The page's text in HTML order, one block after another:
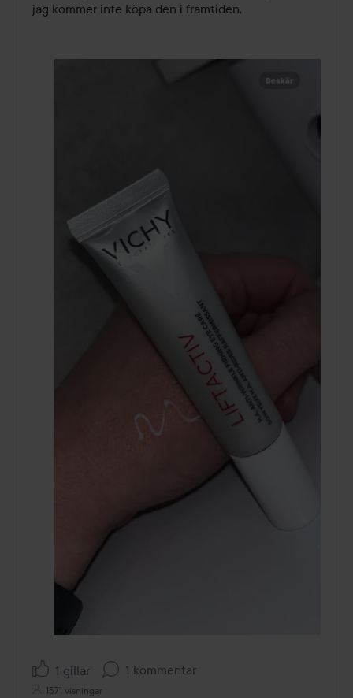
jag kommer inte köpa den i framtiden.
1 gillar 1 kommentar
1571 visningar